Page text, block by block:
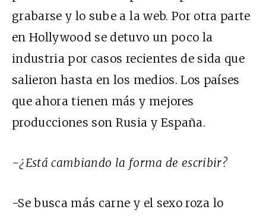
grabarse y lo sube a la web. Por otra parte
en Hollywood se detuvo un poco la
industria por casos recientes de sida que
salieron hasta en los medios. Los países
que ahora tienen más y mejores
producciones son Rusia y España.
-¿Está cambiando la forma de escribir?
-Se busca más carne y el sexo roza lo